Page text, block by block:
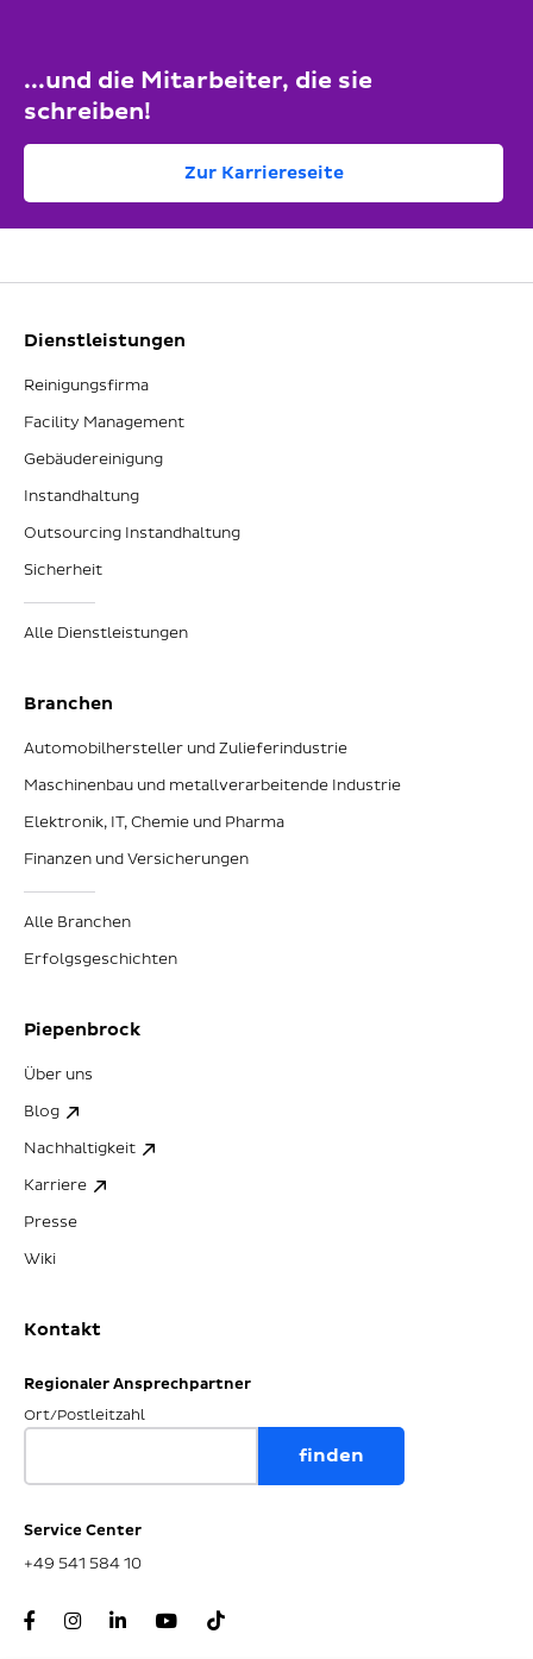
...und die Mitarbeiter, die sie
schreiben!
Zur Karriereseite
Dienstleistungen
Reinigungsfirma
Facility Management
Gebäudereinigung
Instandhaltung
Outsourcing Instandhaltung
Sicherheit
Alle Dienstleistungen
Branchen
Automobilhersteller und Zulieferindustrie
Maschinenbau und metallverarbeitende Industrie
Elektronik, IT, Chemie und Pharma
Finanzen und Versicherungen
Alle Branchen
Erfolgsgeschichten
Piepenbrock
Über uns
Blog
Nachhaltigkeit
Karriere
Presse
Wiki
Kontakt
Regionaler Ansprechpartner
Ort/Postleitzahl
Service Center
+49 541 584 10